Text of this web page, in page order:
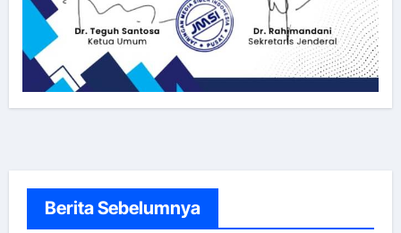
Berita Sebelumnya